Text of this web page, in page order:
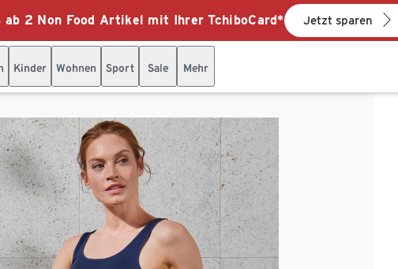
ab 2 Non Food Artikel mit Ihrer TchiboCard* Jetzt sparen
Kinder Wohnen Sport Sale Mehr